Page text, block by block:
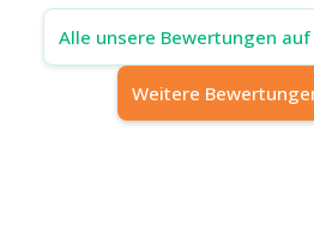
Alle unsere Bewertungen
Weitere